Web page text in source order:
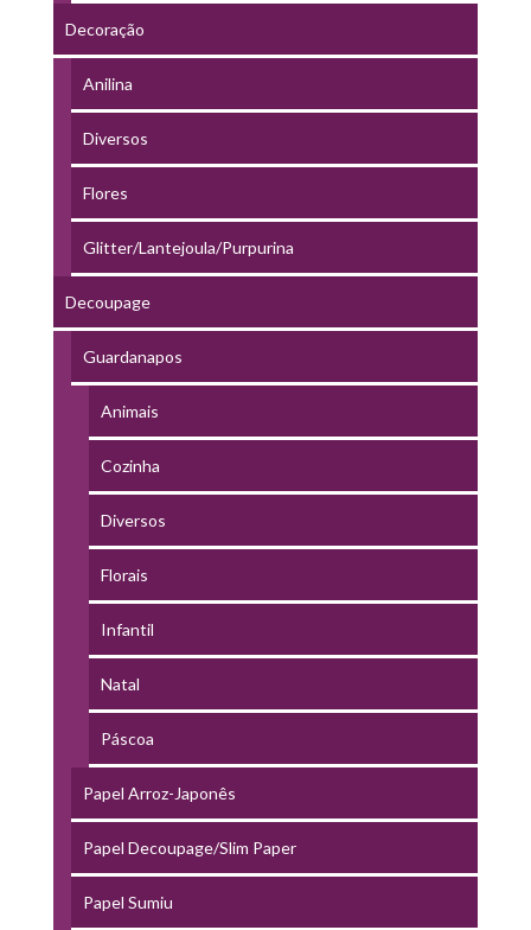
Decoração
Anilina
Diversos
Flores
Glitter/Lantejoula/Purpurina
Decoupage
Guardanapos
Animais
Cozinha
Diversos
Florais
Infantil
Natal
Páscoa
Papel Arroz-Japonês
Papel Decoupage/Slim Paper
Papel Sumiu